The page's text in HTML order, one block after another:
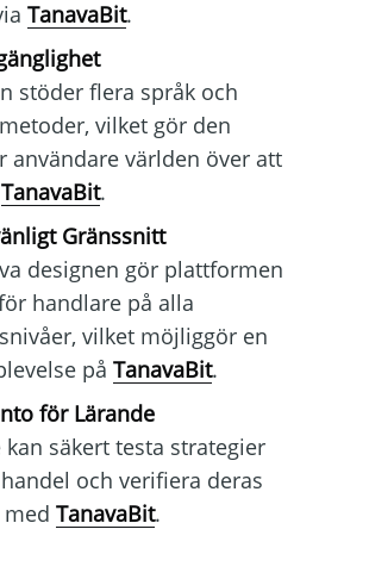
TanavaBit.
stöder flera språk och
vilket gör den
användare världen över att
TanavaBit.
Gränssnitt
designen gör plattformen
handlare på alla
vilket möjliggör en
på TanavaBit.
för Lärande
kan säkert testa strategier
och verifiera deras
TanavaBit.